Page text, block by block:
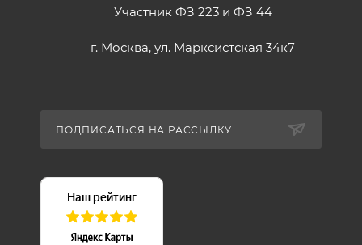
Участник ФЗ 223 и ФЗ 44
г. Москва, ул. Марксистская 34к7
ПОДПИСАТЬСЯ НА РАССЫЛКУ